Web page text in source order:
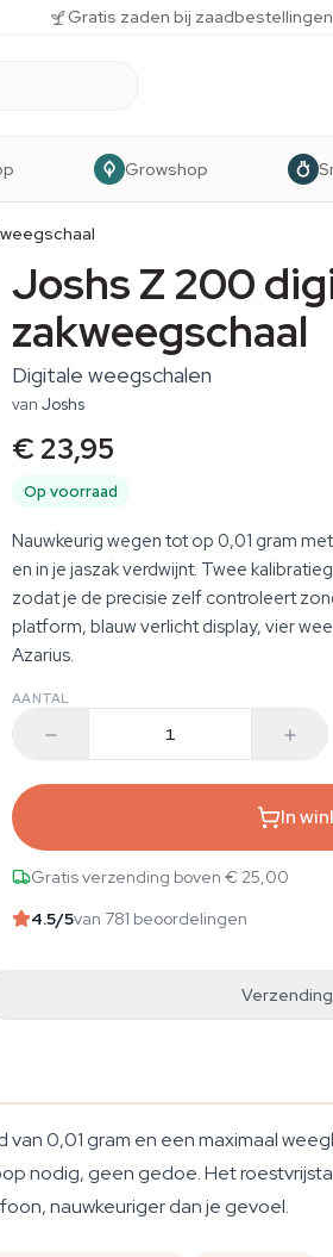
Gratis zaden bij
Growshop
Joshs Z 200
zakweegschaal
Digitale weegschalen
van Joshs
€ 23,95
Op voorraad
Nauwkeurig wegen tot op 0,01 gram
en in je jaszak verdwijnt. Twee
zodat je de precisie zelf controleert
platform, blauw verlicht display, vier
Azarius.
AANTAL
In
Gratis verzending boven € 25,00
4.5/5van 781 beoordelingen
0,01 gram en een maximaal
nodig, geen gedoe. Het
nauwkeuriger dan je gevoel.